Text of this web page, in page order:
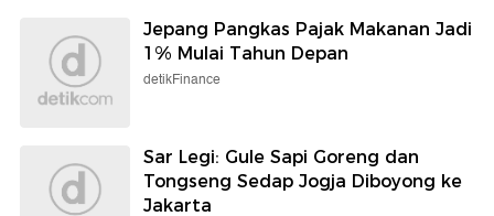
Jepang Pangkas Pajak Makanan Jadi
1% Mulai Tahun Depan
detikFinance
Sar Legi: Gule Sapi Goreng dan
Tongseng Sedap Jogja Diboyong ke
Jakarta